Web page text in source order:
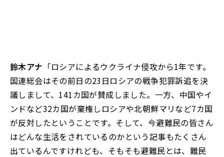
鈴木アナ 「ロシアによるウクライナ侵攻から1年です。
国連総会はその前日の23日ロシアの戦争犯罪訴追を決
議しまして、141カ国が賛成しました。一方、中国やイ
ンドなど32カ国が棄権しロシアや北朝鮮マリなど7カ国
が反対したということです。そして、今避難民の皆さん
はどんな生活をされているのかという記事もたくさん
出ているんですけれども、そもそも避難民とは、難民